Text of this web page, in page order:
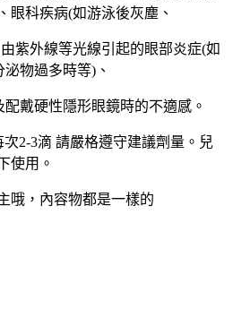
眼科疾病(如游泳後灰塵、
紫外線等光線引起的眼部炎症(如
物過多時等)、
戴硬性隱形眼鏡時的不適感。
2-3滴 請嚴格遵守建議劑量。兒
使用。
哦，內容物都是一樣的